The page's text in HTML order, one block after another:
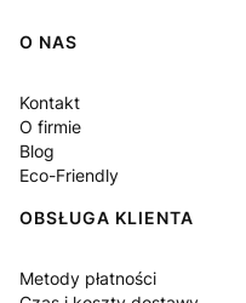
Linki w stopce
O NAS
Kontakt
O firmie
Blog
Eco-Friendly
OBSŁUGA KLIENTA
Metody płatności